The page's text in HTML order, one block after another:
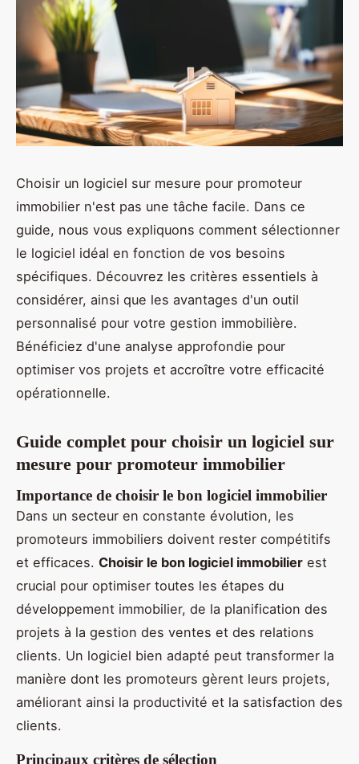
Choisir un logiciel sur mesure pour promoteur
immobilier n'est pas une tâche facile. Dans ce
guide, nous vous expliquons comment sélectionner
le logiciel idéal en fonction de vos besoins
spécifiques. Découvrez les critères essentiels à
considérer, ainsi que les avantages d'un outil
personnalisé pour votre gestion immobilière.
Bénéficiez d'une analyse approfondie pour
optimiser vos projets et accroître votre efficacité
opérationnelle.
Guide complet pour choisir un logiciel sur
mesure pour promoteur immobilier
Importance de choisir le bon logiciel immobilier
Dans un secteur en constante évolution, les
promoteurs immobiliers doivent rester compétitifs
et efficaces. Choisir le bon logiciel immobilier est
crucial pour optimiser toutes les étapes du
développement immobilier, de la planification des
projets à la gestion des ventes et des relations
clients. Un logiciel bien adapté peut transformer la
manière dont les promoteurs gèrent leurs projets,
améliorant ainsi la productivité et la satisfaction des
clients.
Principaux critères de sélection